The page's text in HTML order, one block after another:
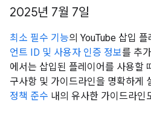
2025년 7월 7일
최소 필수 기능의 YouTube 삽입 플
언트 ID 및 사용자 인증 정보를 추
에서는 삽입된 플레이어를 사용할
구사항 및 가이드라인을 명확하게
정책 준수 내의 유사한 가이드라인